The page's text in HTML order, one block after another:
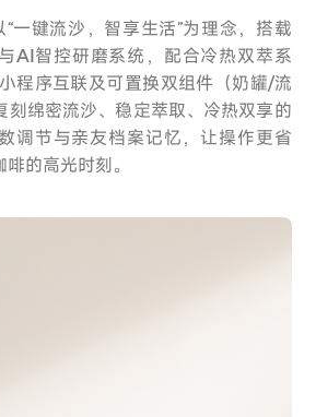
一键流沙，智享生活”为理念，搭载
AI智控研磨系统，配合冷热双萃系
程序互联及可置换双组件（奶罐/流
刻绵密流沙、稳定萃取、冷热双享的
调节与亲友档案记忆，让操作更省
的高光时刻。